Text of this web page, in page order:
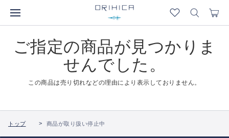
ご指定の商品が見つかりま
せんでした。
この商品は売り切れなどの理由により表示しておりません。
トップ 商品が取り扱い停止中